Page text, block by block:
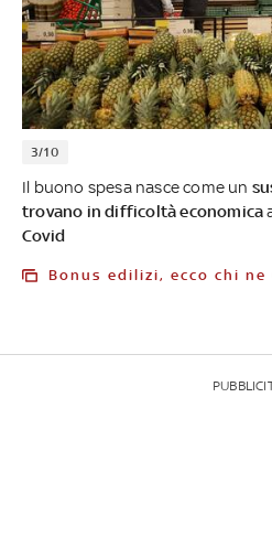
3/10
Il buono spesa nasce come un
trovano in difficoltà economica
Covid
Bonus edilizi, ecco chi